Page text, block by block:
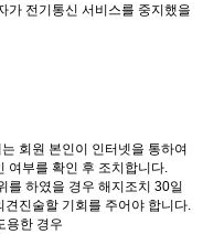
가 전기통신 서비스를 중지했을
회원 본인이 인터넷을 통하여
여부를 확인 후 조치합니다.
를 하였을 경우 해지조치 30일
진술할 기회를 주어야 합니다.
용한 경우